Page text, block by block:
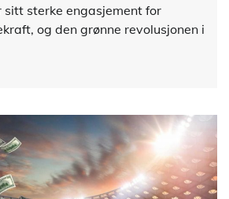
sitt sterke engasjement for
og den grønne revolusjonen i